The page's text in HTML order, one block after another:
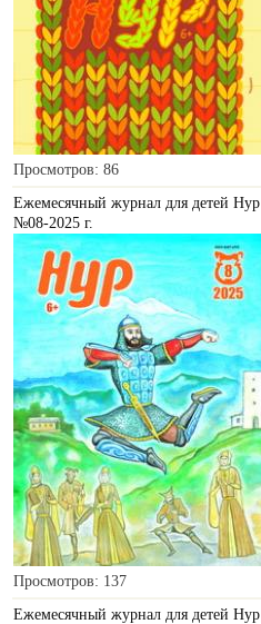
Просмотров: 86
Ежемесячный журнал для детей Нур
№08-2025 г.
Просмотров: 137
Ежемесячный журнал для детей Нур